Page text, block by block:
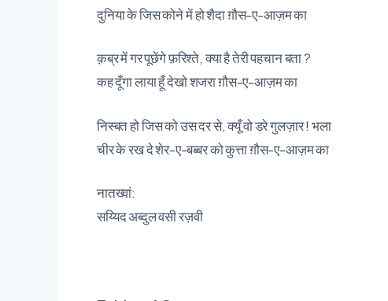
दुनिया के जिस कोने में हो शैदा ग़ौस-ए-आज़म का
क़ब्र में गर पूछेंगे फ़रिश्ते, क्या है तेरी पहचान बता ?
कह दूँगा लाया हूँ देखो शजरा ग़ौस-ए-आज़म का
निस्बत हो जिस को उस दर से, क्यूँ वो डरे गुलज़ार ! भला
चीर के रख दे शेर-ए-बब्बर को कुत्ता ग़ौस-ए-आज़म का
नातख्वां:
सय्यिद अब्दुल वसी रज़वी